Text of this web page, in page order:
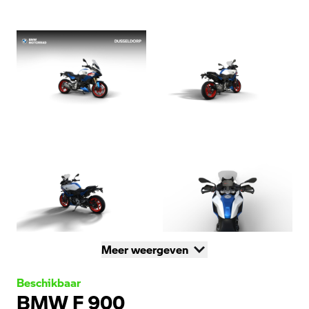
Meer weergeven
Beschikbaar
BMW F 900